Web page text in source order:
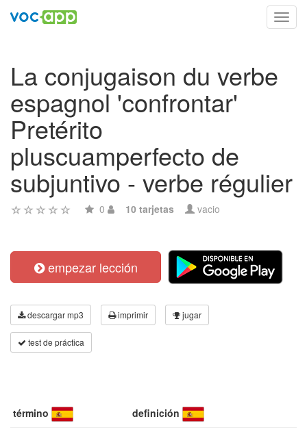
La conjugaison du verbe
espagnol 'confrontar'
Pretérito
pluscuamperfecto de
subjuntivo - verbe régulier
0 10 tarjetas vacio
empezar lección
descargar mp3 imprimir jugar
test de práctica
término definición